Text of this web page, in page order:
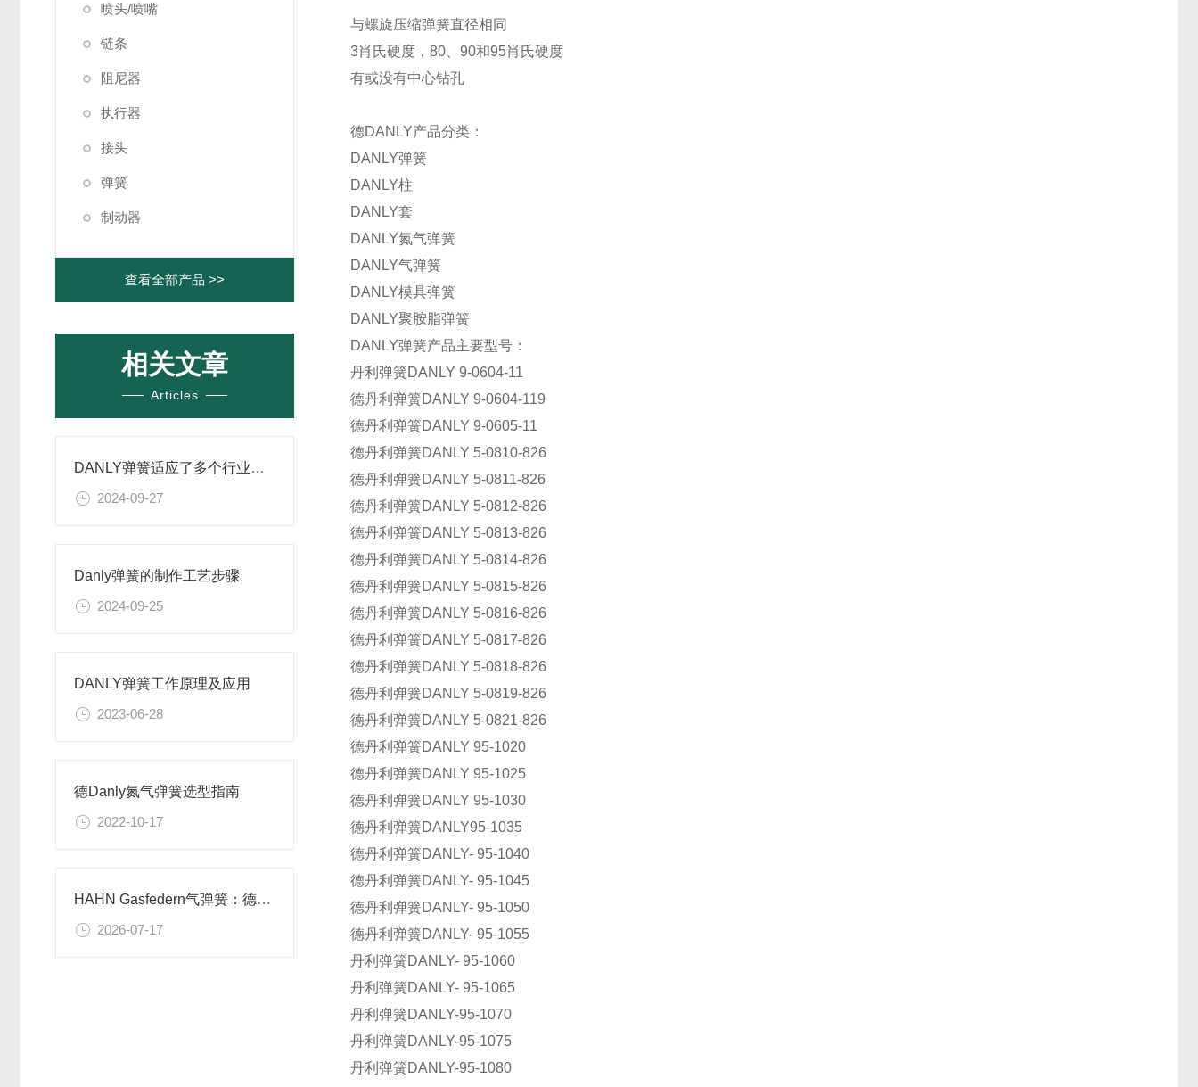
喷头/喷嘴
链条
阻尼器
执行器
接头
弹簧
制动器
查看全部产品 >>
相关文章
Articles
DANLY弹簧适应了多个行业的需求
2024-09-27
Danly弹簧的制作工艺步骤
2024-09-25
DANLY弹簧工作原理及应用
2023-06-28
德Danly氮气弹簧选型指南
2022-10-17
HAHN Gasfedern气弹簧：德国精密制造的运动控制技术
2026-07-17
与螺旋压缩弹簧直径相同
3肖氏硬度，80、90和95肖氏硬度
有或没有中心钻孔
德DANLY产品分类：
DANLY弹簧
DANLY柱
DANLY套
DANLY氮气弹簧
DANLY气弹簧
DANLY模具弹簧
DANLY聚胺脂弹簧
DANLY弹簧产品主要型号：
丹利弹簧DANLY 9-0604-11
德丹利弹簧DANLY 9-0604-119
德丹利弹簧DANLY 9-0605-11
德丹利弹簧DANLY 5-0810-826
德丹利弹簧DANLY 5-0811-826
德丹利弹簧DANLY 5-0812-826
德丹利弹簧DANLY 5-0813-826
德丹利弹簧DANLY 5-0814-826
德丹利弹簧DANLY 5-0815-826
德丹利弹簧DANLY 5-0816-826
德丹利弹簧DANLY 5-0817-826
德丹利弹簧DANLY 5-0818-826
德丹利弹簧DANLY 5-0819-826
德丹利弹簧DANLY 5-0821-826
德丹利弹簧DANLY 95-1020
德丹利弹簧DANLY 95-1025
德丹利弹簧DANLY 95-1030
德丹利弹簧DANLY95-1035
德丹利弹簧DANLY- 95-1040
德丹利弹簧DANLY- 95-1045
德丹利弹簧DANLY- 95-1050
德丹利弹簧DANLY- 95-1055
丹利弹簧DANLY- 95-1060
丹利弹簧DANLY- 95-1065
丹利弹簧DANLY-95-1070
丹利弹簧DANLY-95-1075
丹利弹簧DANLY-95-1080